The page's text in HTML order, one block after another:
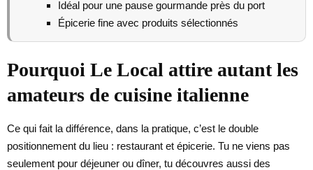
Idéal pour une pause gourmande près du port
Épicerie fine avec produits sélectionnés
Pourquoi Le Local attire autant les
amateurs de cuisine italienne
Ce qui fait la différence, dans la pratique, c’est le double
positionnement du lieu : restaurant et épicerie. Tu ne viens pas
seulement pour déjeuner ou dîner, tu découvres aussi des